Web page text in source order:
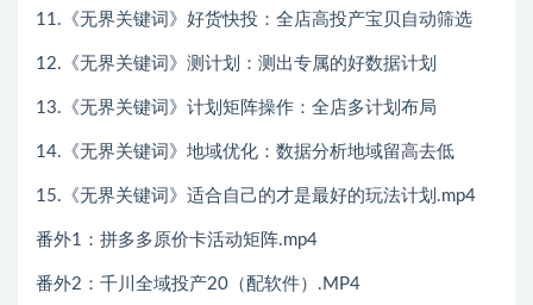
11.《无界关键词》好货快投：全店高投产宝贝自动筛选
12.《无界关键词》测计划：测出专属的好数据计划
13.《无界关键词》计划矩阵操作：全店多计划布局
14.《无界关键词》地域优化：数据分析地域留高去低
15.《无界关键词》适合自己的才是最好的玩法计划.mp4
番外1：拼多多原价卡活动矩阵.mp4
番外2：千川全域投产20（配软件）.MP4